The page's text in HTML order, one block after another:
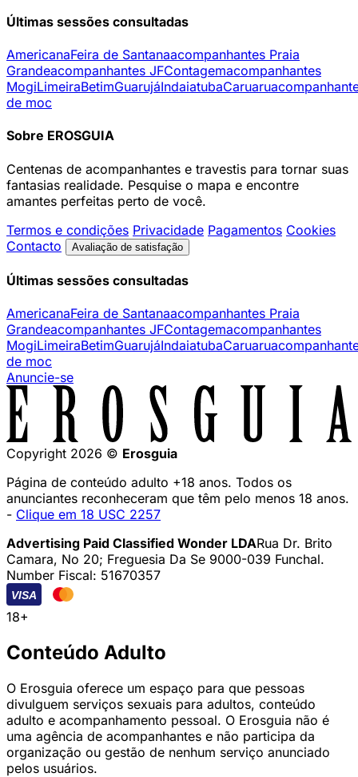
Últimas sessões consultadas
AmericanaFeira de Santanaacompanhantes Praia
Grandeacompanhantes JFContagemacompanhantes
MogiLimeiraBetimGuarujáIndaiatubaCaruaru
de moc
Sobre EROSGUIA
Centenas de acompanhantes e travestis para tornar suas
fantasias realidade. Pesquise o mapa e encontre
amantes perfeitas perto de você.
Termos e condições Privacidade Pagamentos Cookies
Contacto
Avaliação de satisfação
Últimas sessões consultadas
AmericanaFeira de Santanaacompanhantes Praia
Grandeacompanhantes JFContagemacompanhantes
MogiLimeiraBetimGuarujáIndaiatubaCaruaru
de moc
Anuncie-se
Copyright 2026 © Erosguia
Página de conteúdo adulto +18 anos. Todos os
anunciantes reconheceram que têm pelo menos 18 anos.
- Clique em 18 USC 2257
Advertising Paid Classified Wonder LDARua Dr. Brito
Camara, No 20; Freguesia Da Se 9000-039 Funchal.
Number Fiscal: 51670357
VISA
18+
Conteúdo Adulto
O Erosguia oferece um espaço para que pessoas
divulguem serviços sexuais para adultos, conteúdo
adulto e acompanhamento pessoal. O Erosguia não é
uma agência de acompanhantes e não participa da
organização ou gestão de nenhum serviço anunciado
pelos usuários.